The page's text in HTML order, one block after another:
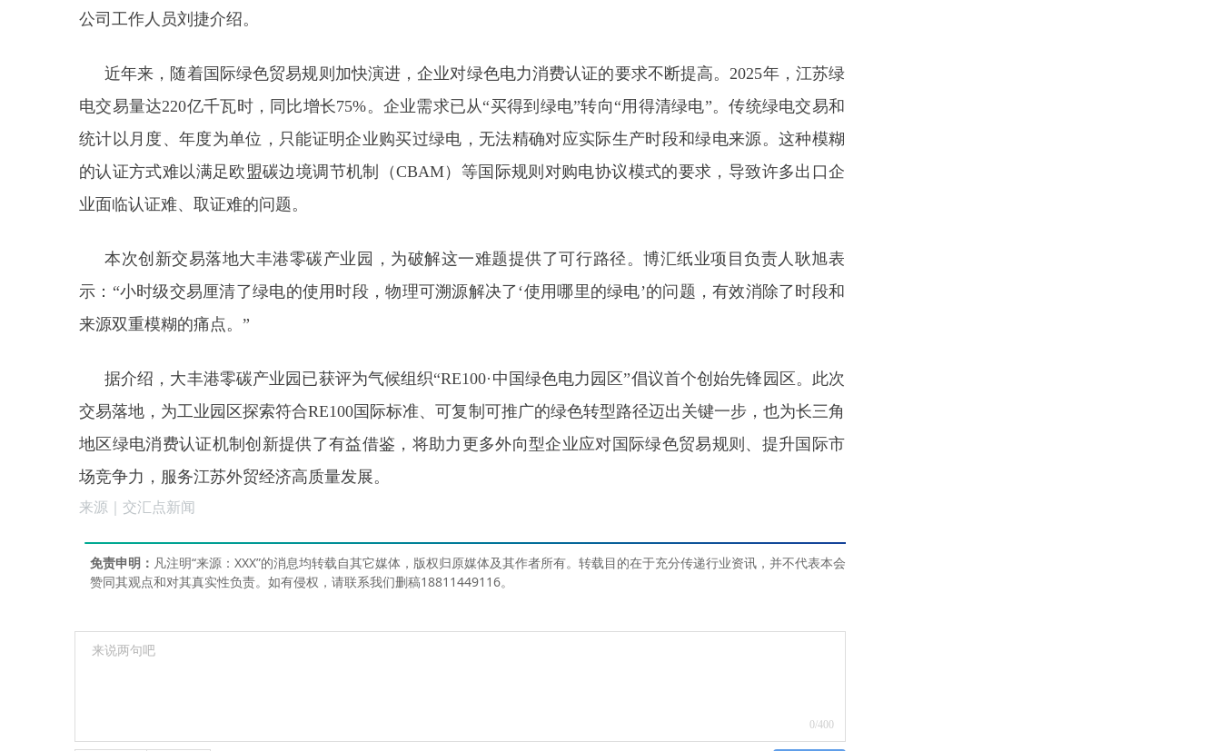
公司工作人员刘捷介绍。
近年来，随着国际绿色贸易规则加快演进，企业对绿色电力消费认证的要求不断提高。2025年，江苏绿
电交易量达220亿千瓦时，同比增长75%。企业需求已从“买得到绿电”转向“用得清绿电”。传统绿电交易和
统计以月度、年度为单位，只能证明企业购买过绿电，无法精确对应实际生产时段和绿电来源。这种模糊
的认证方式难以满足欧盟碳边境调节机制（CBAM）等国际规则对购电协议模式的要求，导致许多出口企
业面临认证难、取证难的问题。
本次创新交易落地大丰港零碳产业园，为破解这一难题提供了可行路径。博汇纸业项目负责人耿旭表
示：“小时级交易厘清了绿电的使用时段，物理可溯源解决了‘使用哪里的绿电’的问题，有效消除了时段和
来源双重模糊的痛点。”
据介绍，大丰港零碳产业园已获评为气候组织“RE100·中国绿色电力园区”倡议首个创始先锋园区。此次
交易落地，为工业园区探索符合RE100国际标准、可复制可推广的绿色转型路径迈出关键一步，也为长三角
地区绿电消费认证机制创新提供了有益借鉴，将助力更多外向型企业应对国际绿色贸易规则、提升国际市
场竞争力，服务江苏外贸经济高质量发展。
来源｜交汇点新闻
0/400
免责申明： 凡注明“来源：XXX”的消息均转载自其它媒体，版权归原媒体及其作者所有。转载目的在于充分传递行业资讯，并不代表本会
赞同其观点和对其真实性负责。如有侵权，请联系我们删稿18811449116。